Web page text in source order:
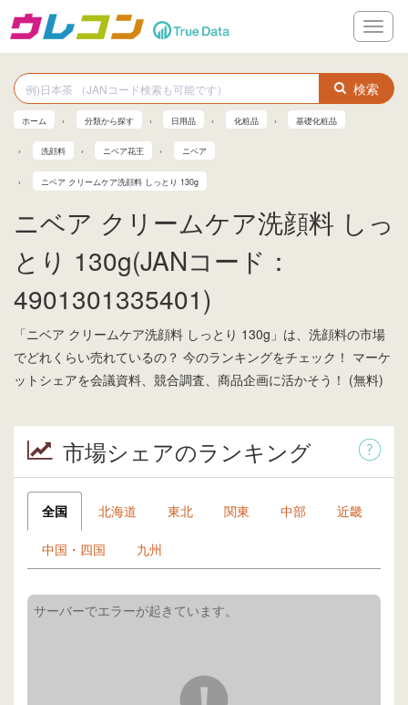
メ
ニ
ー
検索
ホーム 分類から探す 日用品 化粧品 基礎化粧品
洗顔料 ニベア花王 ニベア
ニベア クリームケア洗顔料 しっとり 130g
ニベア クリームケア洗顔料 しっ
とり 130g(JANコード：
4901301335401)
「ニベア クリームケア洗顔料 しっとり 130g」は、洗顔料の市場
でどれくらい売れているの？ 今のランキングをチェック！ マーケ
ットシェアを会議資料、競合調査、商品企画に活かそう！ (無料)
市場シェアのランキング
全国 北海道 東北 関東 中部 近畿
中国・四国 九州